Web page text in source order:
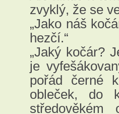
zvyklý, že se
„Jako náš
hezčí.“
„Jaký kočár?
je
pořád černé
obleček, do
středověkém